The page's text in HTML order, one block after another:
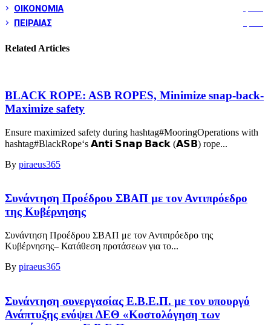
ΟΙΚΟΝΟΜΙΑ
ΠΕΙΡΑΙΑΣ
Related Articles
BLACK ROPE: ASB ROPES, Minimize snap-back-
Maximize safety
Ensure maximized safety during hashtag#MooringOperations with
hashtag#BlackRope‘s 𝗔𝗻𝘁𝗶 𝗦𝗻𝗮𝗽 𝗕𝗮𝗰𝗸 (𝗔𝗦𝗕) rope...
By piraeus365
Συνάντηση Προέδρου ΣΒΑΠ με τον Αντιπρόεδρο
της Κυβέρνησης
Συνάντηση Προέδρου ΣΒΑΠ με τον Αντιπρόεδρο της
Κυβέρνησης– Κατάθεση προτάσεων για το...
By piraeus365
Συνάντηση συνεργασίας Ε.Β.Ε.Π. με τον υπουργό
Ανάπτυξης ενόψει ΔΕΘ «Κοστολόγηση των